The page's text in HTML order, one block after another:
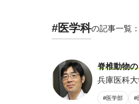
#医学科の記事一覧
脊椎動物
兵庫医科
#医学部 #